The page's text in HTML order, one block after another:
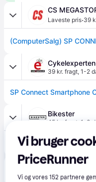
CS
Laveste pris·39
Cykelexperten
39 kr. fragt, 1-2
Bikester
45 kr. fragt 1-3
39 kr. fragt
Vi bruger
PriceRunner
Vi og vores152 partnere